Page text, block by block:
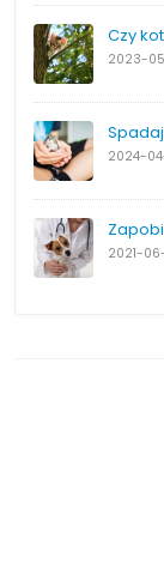
Czy
2023-
2024-
2021-